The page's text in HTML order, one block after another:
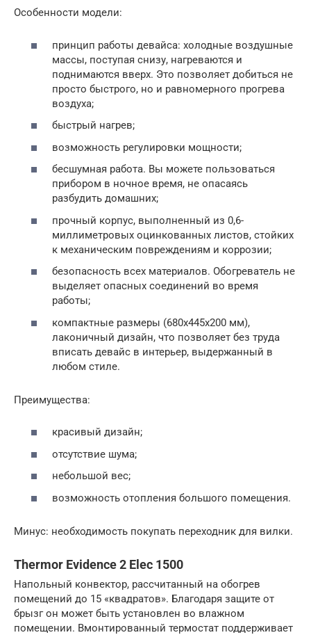
Особенности модели:
принцип работы девайса: холодные воздушные
массы, поступая снизу, нагреваются и
поднимаются вверх. Это позволяет добиться не
просто быстрого, но и равномерного прогрева
воздуха;
быстрый нагрев;
возможность регулировки мощности;
бесшумная работа. Вы можете пользоваться
прибором в ночное время, не опасаясь
разбудить домашних;
прочный корпус, выполненный из 0,6-
миллиметровых оцинкованных листов, стойких
к механическим повреждениям и коррозии;
безопасность всех материалов. Обогреватель не
выделяет опасных соединений во время
работы;
компактные размеры (680x445x200 мм),
лаконичный дизайн, что позволяет без труда
вписать девайс в интерьер, выдержанный в
любом стиле.
Преимущества:
красивый дизайн;
отсутствие шума;
небольшой вес;
возможность отопления большого помещения.
Минус: необходимость покупать переходник для вилки.
Thermor Evidence 2 Elec 1500
Напольный конвектор, рассчитанный на обогрев
помещений до 15 «квадратов». Благодаря защите от
брызг он может быть установлен во влажном
помещении. Вмонтированный термостат поддерживает